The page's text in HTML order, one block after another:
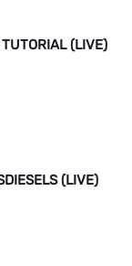
(LIVE)
(LIVE)